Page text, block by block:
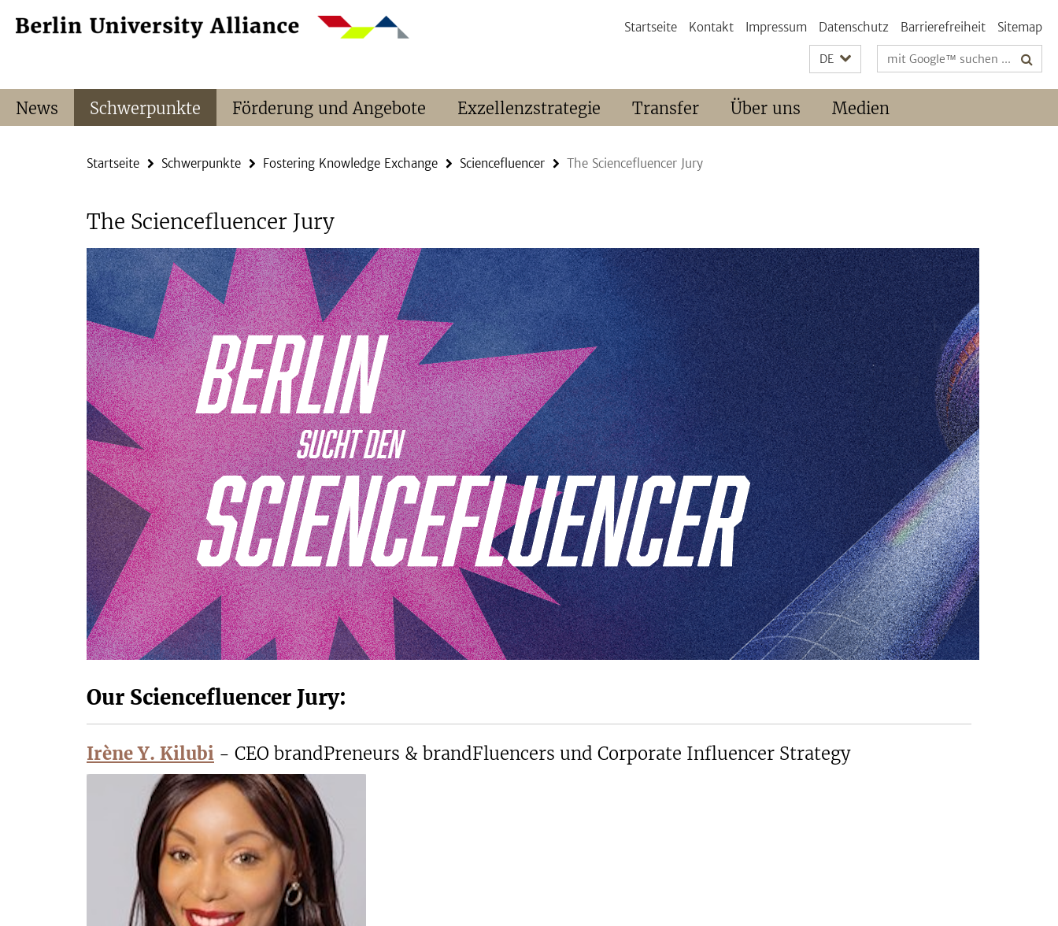
direkt
Service-
Startseite Kontakt Impressum Datenschutz Barrierefreiheit Sitemap
DE Suchbegriffe
News Schwerpunkte Förderung und Angebote Exzellenzstrategie Transfer Über uns Medien
Startseite Schwerpunkte Fostering Knowledge Exchange Sciencefluencer The Sciencefluencer Jury
The Sciencefluencer Jury
Our Sciencefluencer Jury:
Irène Y. Kilubi - CEO brandPreneurs & brandFluencers und Corporate Influencer Strategy